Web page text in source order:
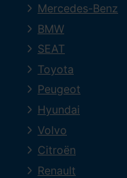
Mercedes-Benz
BMW
SEAT
Toyota
Peugeot
Hyundai
Volvo
Citroën
Renault